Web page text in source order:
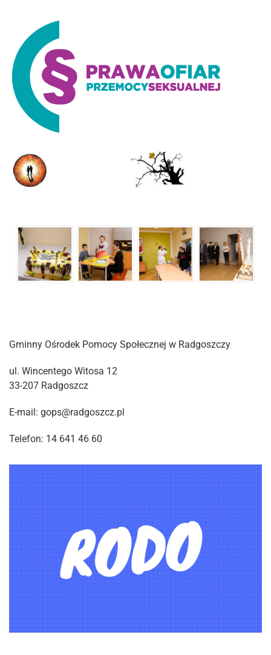
Gminny Ośrodek Pomocy Społecznej w Radgoszczy
ul. Wincentego Witosa 12
33-207 Radgoszcz
E-mail: gops@radgoszcz.pl
Telefon: 14 641 46 60